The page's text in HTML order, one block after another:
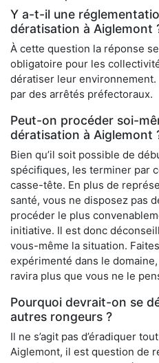
Y a-t-il une
dératisation à Aiglemont
À cette question la réponse
obligatoire pour les
dératiser leur
par des arrêtés préfectoraux.
Peut-on procéder soi-
dératisation à Aiglemont
Bien qu’il soit possible de
spécifiques, les terminer par
casse-tête. En plus de
santé, vous ne disposez pas
procéder le plus
initiative. Il est donc
vous-même la situation.
expérimenté dans le
ravira plus que vous ne le
Pourquoi devrait-on se
autres rongeurs ?
Il ne s’agit pas d’éradiquer
Aiglemont, il est question de